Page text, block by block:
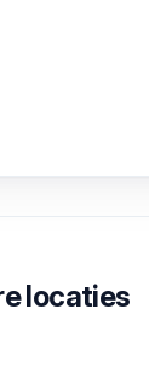
locaties